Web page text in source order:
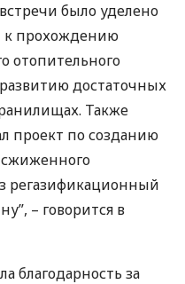
было уделено
к прохождению
отопительного
достаточных
Также
проект по созданию
регазификационный
– говорится в
благодарность за